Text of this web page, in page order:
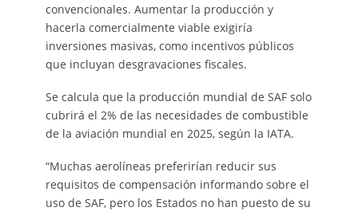
convencionales. Aumentar la producción y
hacerla comercialmente viable exigiría
inversiones masivas, como incentivos públicos
que incluyan desgravaciones fiscales.
Se calcula que la producción mundial de SAF solo
cubrirá el 2% de las necesidades de combustible
de la aviación mundial en 2025, según la IATA.
“Muchas aerolíneas preferirían reducir sus
requisitos de compensación informando sobre el
uso de SAF, pero los Estados no han puesto de su